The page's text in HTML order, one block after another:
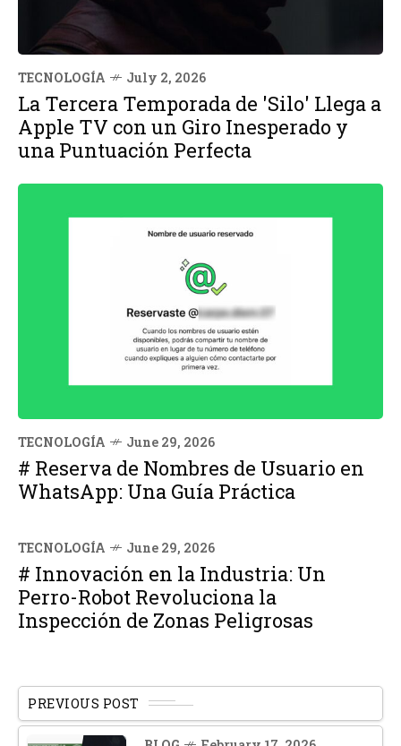
TECNOLOGÍA July 2, 2026
La Tercera Temporada de 'Silo' Llega a
Apple TV con un Giro Inesperado y
una Puntuación Perfecta
TECNOLOGÍA June 29, 2026
# Reserva de Nombres de Usuario en
WhatsApp: Una Guía Práctica
TECNOLOGÍA June 29, 2026
# Innovación en la Industria: Un
Perro-Robot Revoluciona la
Inspección de Zonas Peligrosas
PREVIOUS POST